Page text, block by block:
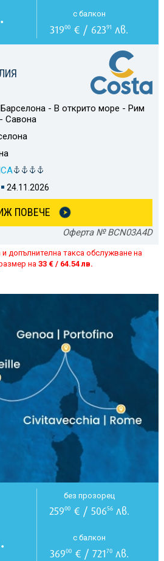
Барселона - В открито море - Рим
Савона
24.11.2026
ПОВЕЧЕ
Оферта № BCN03A4D
с балкон
31900 € / 62391 лв.
допълнителна такса обслужване на
на 33 € / 64.54 лв.
без прозорец
25900€ / 50656лв.
с балкон
36900€ / 72170лв.